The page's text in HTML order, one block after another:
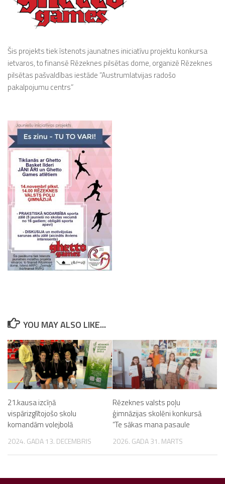
Šis projekts tiek īstenots jaunatnes iniciatīvu projektu konkursa
ietvaros, to finansē Rēzeknes pilsētas dome, organizē Rēzeknes
pilsētas pašvaldības iestāde ”Austrumlatvijas radošo
pakalpojumu centrs”
YOU MAY ALSO LIKE...
21.kausa izcīņā
vispārizglītojošo skolu
komandām volejbolā
2024. GADA 13. DECEMBRIS
Rēzeknes valsts poļu
ģimnāzijas skolēni konkursā
“Te sākas mana pasaule
2026. GADA 31. MARTS